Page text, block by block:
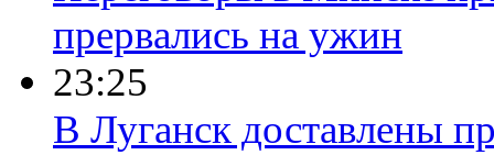
прервались на ужин
23:25
В Луганск доставлены